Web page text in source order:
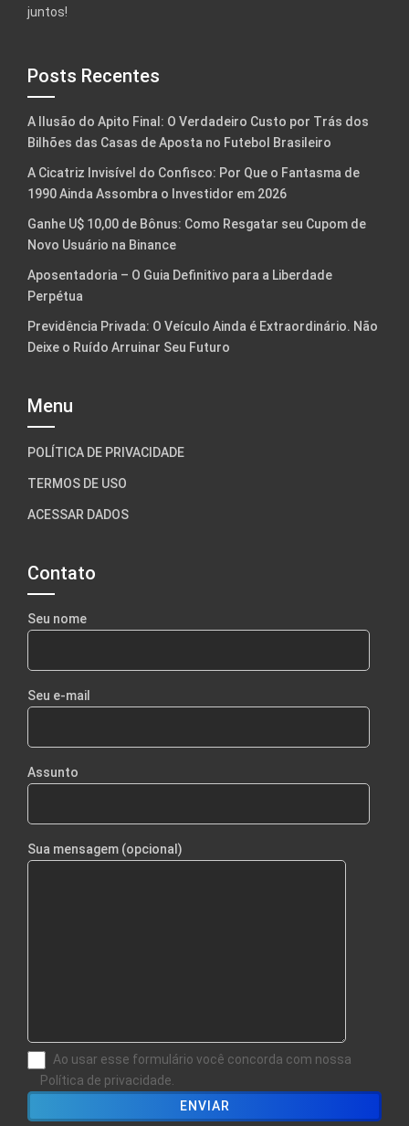
juntos!
Posts Recentes
A Ilusão do Apito Final: O Verdadeiro Custo por Trás dos
Bilhões das Casas de Aposta no Futebol Brasileiro
A Cicatriz Invisível do Confisco: Por Que o Fantasma de
1990 Ainda Assombra o Investidor em 2026
Ganhe U$ 10,00 de Bônus: Como Resgatar seu Cupom de
Novo Usuário na Binance
Aposentadoria – O Guia Definitivo para a Liberdade
Perpétua
Previdência Privada: O Veículo Ainda é Extraordinário. Não
Deixe o Ruído Arruinar Seu Futuro
Menu
POLÍTICA DE PRIVACIDADE
TERMOS DE USO
ACESSAR DADOS
Contato
Seu nome
Seu e-mail
Assunto
Sua mensagem (opcional)
Ao usar esse formulário você concorda com nossa
Política de privacidade.